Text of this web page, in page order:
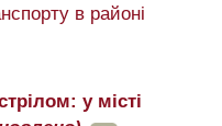
в районі
у місті